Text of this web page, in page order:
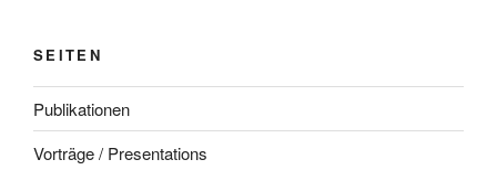
SEITEN
Publikationen
Vorträge / Presentations